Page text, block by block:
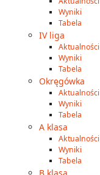
Wyniki
Tabela
IV liga
Aktualności
Wyniki
Tabela
Okręgówka
Aktualności
Wyniki
Tabela
A klasa
Aktualności
Wyniki
Tabela
B klasa